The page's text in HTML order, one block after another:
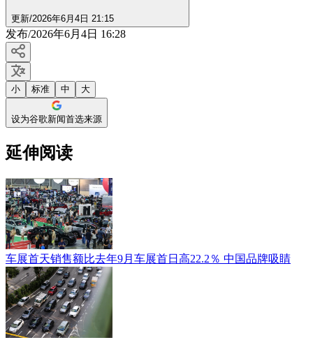
更新/2026年6月4日 21:15
发布/2026年6月4日 16:28
小 标准 中 大
设为谷歌新闻首选来源
延伸阅读
车展首天销售额比去年9月车展首日高22.2％ 中国品牌吸睛